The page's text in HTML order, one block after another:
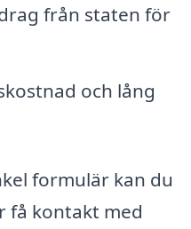
från staten för
och lång
formulär kan du
få kontakt med